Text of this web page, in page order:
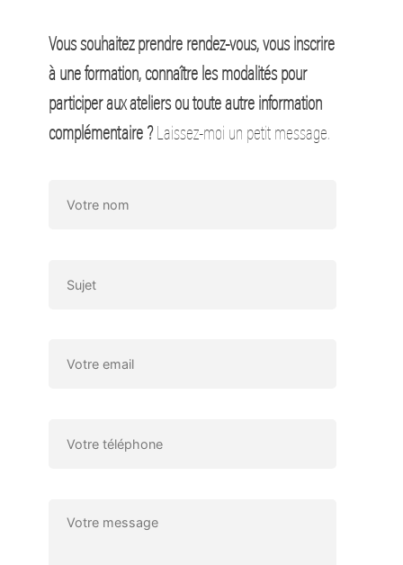
Vous souhaitez prendre rendez-vous, vous inscrire
à une formation, connaître les modalités pour
participer aux ateliers ou toute autre information
complémentaire ?Laissez-moi un petit message.